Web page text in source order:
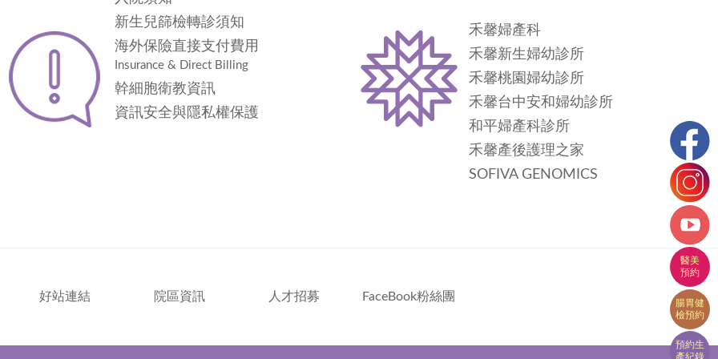
新生兒篩檢轉診須知
海外保險直接支付費用
Insurance & Direct Billing
幹細胞衛教資訊
資訊安全與隱私權保護
禾馨婦產科
禾馨新生婦幼診所
禾馨桃園婦幼診所
禾馨台中安和婦幼診所
和平婦產科診所
禾馨產後護理之家
SOFIVA GENOMICS
好站連結 院區資訊 人才招募 FaceBook粉絲團